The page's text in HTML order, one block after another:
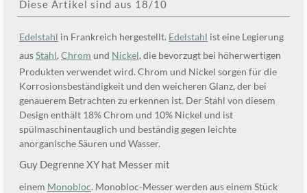
Diese Artikel sind aus 18/10
Edelstahl in Frankreich hergestellt. Edelstahl ist eine Legierung
ausStahl, Chrom und Nickel, die bevorzugt bei höherwertigen
Produkten verwendet wird. Chrom und Nickel sorgen für die
Korrosionsbeständigkeit und den weicheren Glanz, der bei
genauerem Betrachten zu erkennen ist. Der Stahl von diesem
Design enthält 18% Chrom und 10% Nickel und ist
spülmaschinentauglich und beständig gegen leichte
anorganische Säuren und Wasser.
Guy Degrenne XY hat Messer mit
einem Monobloc. Monobloc-Messer werden aus einem Stück